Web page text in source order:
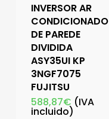
INVERSOR AR
CONDICIONADO
DE PAREDE
DIVIDIDA
ASY35UI KP
3NGF7075
FUJITSU
588,87€ (IVA
incluido)